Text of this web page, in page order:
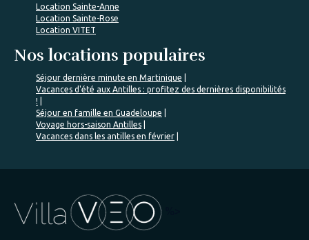
Location Sainte-Anne
Location Sainte-Rose
Location VITET
Nos locations populaires
Séjour dernière minute en Martinique
Vacances d'été aux Antilles : profitez des dernières disponibilités
!
Séjour en famille en Guadeloupe
Voyage hors-saison Antilles
Vacances dans les antilles en février